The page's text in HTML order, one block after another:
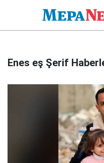
Enes eş Şerif